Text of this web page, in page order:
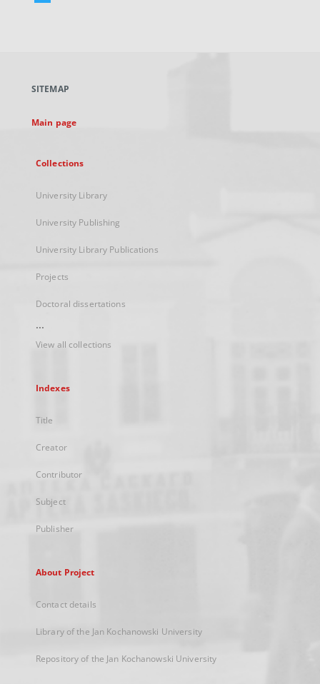
new
SITEMAP
Main page
Collections
University Library
University Publishing
University Library Publications
Projects
Doctoral dissertations
...
View all collections
Indexes
Title
Creator
Contributor
Subject
Publisher
About Project
Contact details
Library of the Jan Kochanowski University
Repository of the Jan Kochanowski University